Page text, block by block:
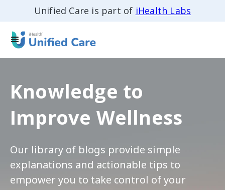
Unified Care is part of iHealth Labs
Knowledge to
Improve Wellness
Our library of blogs provide simple
explanations and actionable tips to
empower you to take control of your